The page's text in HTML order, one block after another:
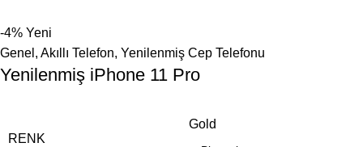
-4% Yeni
Genel , Akıllı Telefon, Yenilenmiş Cep Telefonu
Yenilenmiş iPhone 11 Pro
RENK
Gold